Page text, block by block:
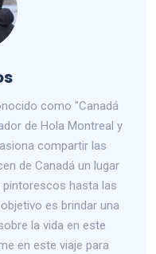
como "Canadá
de Hola Montreal y
compartir las
de Canadá un lugar
hasta las
es brindar una
la vida en este
en este viaje para